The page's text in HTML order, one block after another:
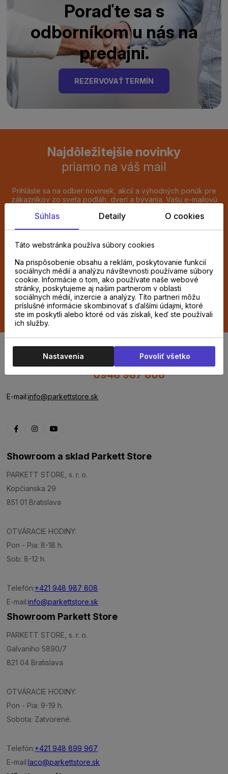
Poraďte sa s
odborníkom u nás na
predajni.
REZERVOVAŤ TERMÍN
Najdôležitejšie novinky
priamo na váš mail
Prihláste sa na odber noviniek, akcií a výhodných ponúk pre
zákazníkov zo sveta podláh, dverí a bývania. Vašu e-mailovú
mailov. Prihlásenie dokončíte kliknutím na potvrdzovací odkaz,
ODOBERAŤ
Súhlasím so spracovanímosobných údajov
0948 987 808
E-mail:info@parkettstore.sk
Showroom a sklad Parkett Store
PARKETT STORE, s. r. o.
Kopčianska 29
851 01 Bratislava
OTVÁRACIE HODINY:
Pon - Pia: 8-18 h.
Sob: 8-12 h.
Telefón:+421 948 987 808
E-mail:info@parkettstore.sk
Showroom Parkett Store
PARKETT STORE, s. r. o.
Galvaniho 5890/7
821 04 Bratislava
OTVÁRACIE HODINY:
Pon - Pia: 9-19 h.
Sobota: Zatvorené.
Telefón:+421 948 899 967
E-mail:laco@parkettstore.sk
Súhlas Detaily O cookies
Táto webstránka používa súbory cookies
Na prispôsobenie obsahu a reklám, poskytovanie funkcií
sociálnych médií a analýzu návštevnosti používame súbory
cookie. Informácie o tom, ako používate naše webové
stránky, poskytujeme aj našim partnerom v oblasti
sociálnych médií, inzercie a analýzy. Títo partneri môžu
príslušné informácie skombinovať s ďalšími údajmi, ktoré
ste im poskytli alebo ktoré od vás získali, keď ste používali
ich služby.
Nastavenia Povoliť všetko